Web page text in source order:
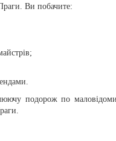
Ви побачите:
подорож по